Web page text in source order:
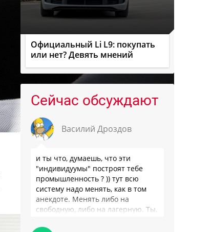
Официальный Li L9: покупать
или нет? Девять мнений
Сейчас обсуждают
Василий Дроздов
и ты что, думаешь, что эти
"индивидуумы" построят тебе
промышленность ? )) тут всю
систему надо менять, как в том
анекдоте. Менять либо на
свободную, либо на лагерную. Ты,